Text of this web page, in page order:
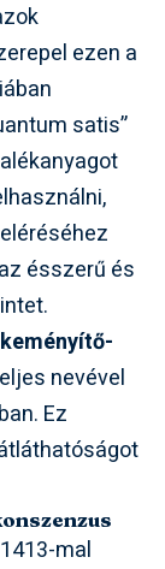
ezen a
satis”
ésszerű és
nevével
Ez
mal